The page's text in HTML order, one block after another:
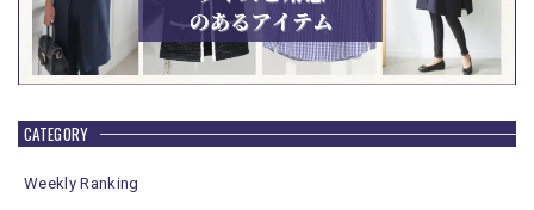
CATEGORY
Weekly Ranking